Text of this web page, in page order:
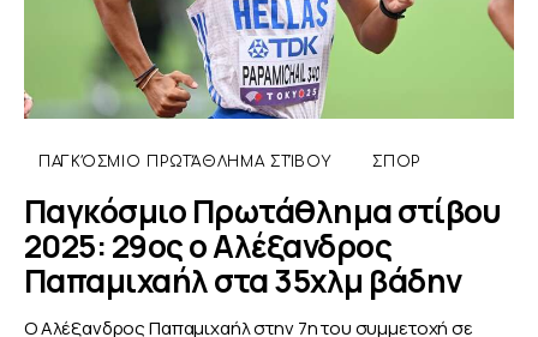
ΠΑΓΚΌΣΜΙΟ ΠΡΩΤΆΘΛΗΜΑ ΣΤΊΒΟΥ ΣΠΟΡ
Παγκόσμιο Πρωτάθλημα στίβου
2025: 29ος ο Αλέξανδρος
Παπαμιχαήλ στα 35χλμ βάδην
Ο Αλέξανδρος Παπαμιχαήλ στην 7η του συμμετοχή σε